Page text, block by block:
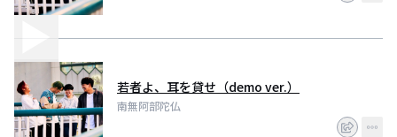
若者よ、耳を貸せ（demo ver.）
南無阿部陀仏